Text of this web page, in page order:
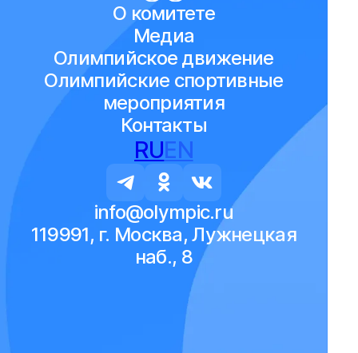
О комитете
Медиа
Олимпийское движение
Олимпийские спортивные
мероприятия
Контакты
RUEN
info@olympic.ru
119991, г. Москва, Лужнецкая
наб., 8